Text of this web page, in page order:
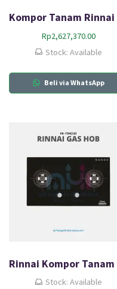
Rp2,627,370.00
Stock: Available
Beli via WhatsApp
Stock: Available